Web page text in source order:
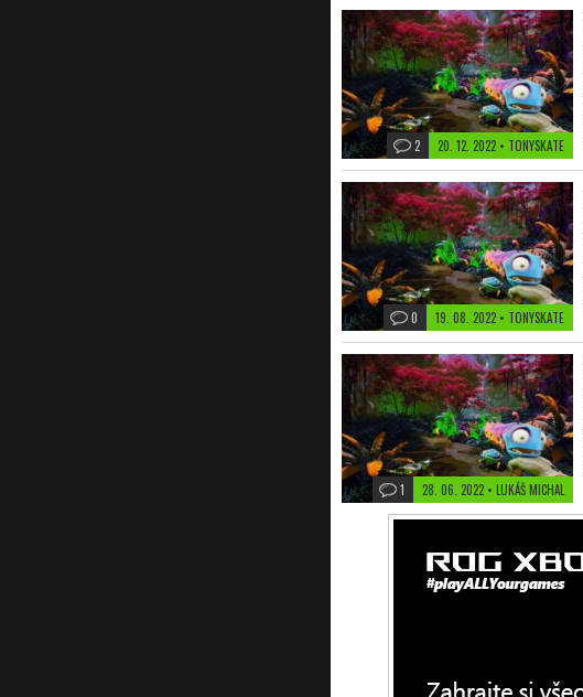
20. 12. 2022 • TONYSKATE
2
19. 08. 2022 • TONYSKATE
0
28. 06. 2022 • LUKÁŠ MICHAL
1